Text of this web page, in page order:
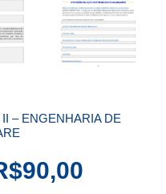
– ENGENHARIA DE
90,00